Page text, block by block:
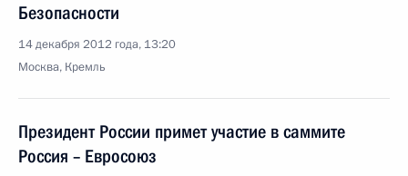
Безопасности
14 декабря 2012 года, 13:20
Москва, Кремль
Президент России примет участие в саммите
Россия – Евросоюз